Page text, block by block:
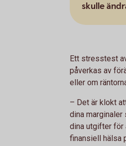
skulle
Ett stresstest
påverkas av
eller om
– Det är klokt
dina marginaler
dina utgifter för
finansiell hälsa